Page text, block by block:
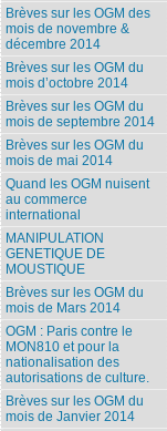
Brèves sur les OGM des
mois de novembre &
décembre 2014
Brèves sur les OGM du
mois d’octobre 2014
Brèves sur les OGM du
mois de septembre 2014
Brèves sur les OGM du
mois de mai 2014
Quand les OGM nuisent
au commerce
international
MANIPULATION
GENETIQUE DE
MOUSTIQUE
Brèves sur les OGM du
mois de Mars 2014
OGM : Paris contre le
MON810 et pour la
nationalisation des
autorisations de culture.
Brèves sur les OGM du
mois de Janvier 2014